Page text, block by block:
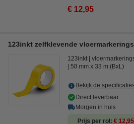
€ 12,95
123inkt zelfklevende
123inkt
50 mm x 33 m (BxL)
Bekijk de
Direct leverbaar
Morgen in huis
Prijs per rol
€ 12,95